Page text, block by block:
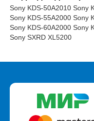
Sony KDS-50A2010 Sony
Sony KDS-55A2000 Sony
Sony KDS-60A2000 Sony
Sony SXRD XL5200